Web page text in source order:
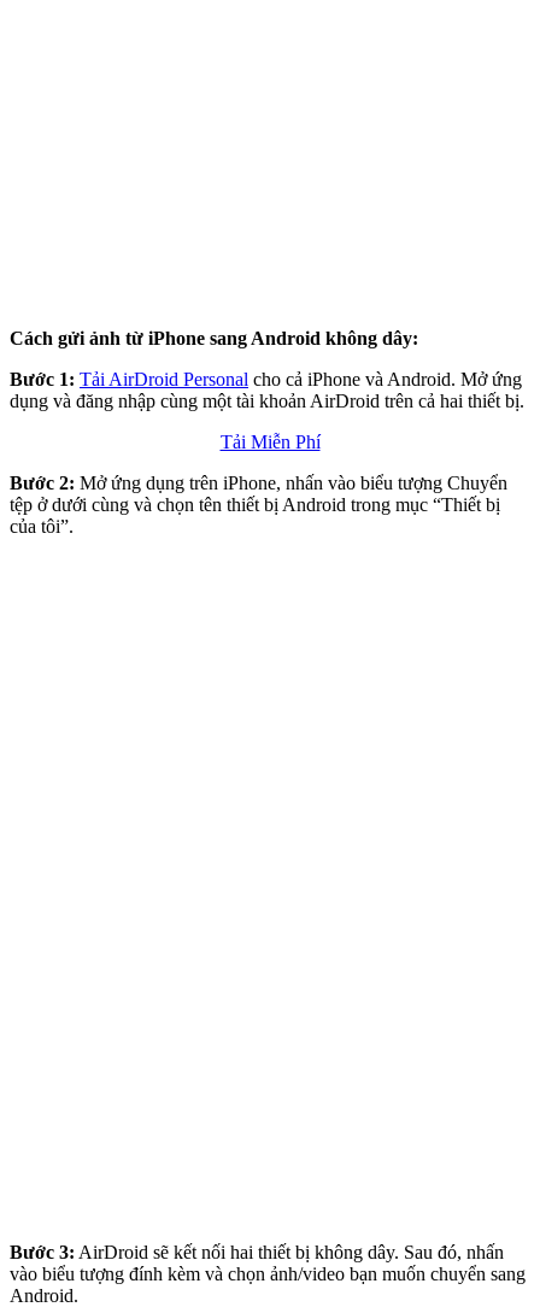
Cách gửi ảnh từ iPhone sang Android không dây:
Bước 1: Tải AirDroid Personal cho cả iPhone và Android. Mở ứng
dụng và đăng nhập cùng một tài khoản AirDroid trên cả hai thiết bị.
Tải Miễn Phí
Bước 2: Mở ứng dụng trên iPhone, nhấn vào biểu tượng Chuyển
tệp ở dưới cùng và chọn tên thiết bị Android trong mục “Thiết bị
của tôi”.
Bước 3: AirDroid sẽ kết nối hai thiết bị không dây. Sau đó, nhấn
vào biểu tượng đính kèm và chọn ảnh/video bạn muốn chuyển sang
Android.